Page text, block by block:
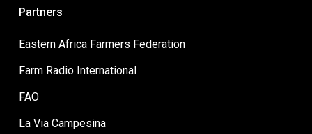
Partners
Eastern Africa Farmers Federation
Farm Radio International
FAO
La Via Campesina